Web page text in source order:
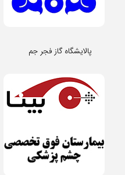
پالایشگاه گاز فجر جم